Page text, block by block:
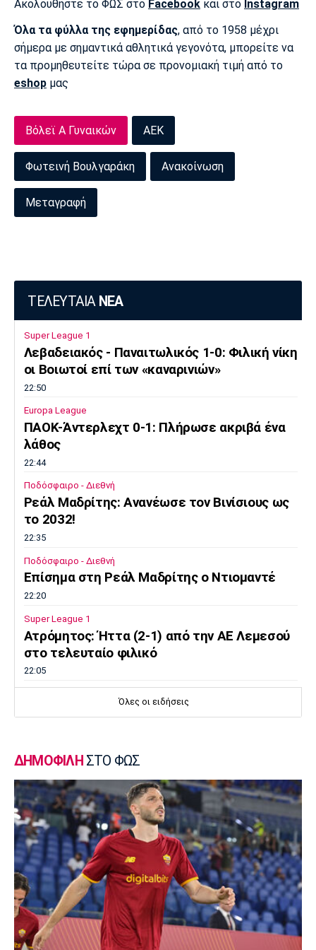
Ακολουθήστε το ΦΩΣ στο Facebook και στο Instagram
Όλα τα φύλλα της εφημερίδας, από το 1958 μέχρι
σήμερα με σημαντικά αθλητικά γεγονότα, μπορείτε να
τα προμηθευτείτε τώρα σε προνομιακή τιμή από το
eshop μας
Βόλεϊ Α Γυναικών ΑΕΚ
Φωτεινή Βουλγαράκη Ανακοίνωση
Μεταγραφή
ΤΕΛΕΥΤΑΙΑ ΝΕΑ
Super League 1
Λεβαδειακός - Παναιτωλικός 1-0: Φιλική νίκη
οι Βοιωτοί επί των «καναρινιών»
22:50
Europa League
ΠΑΟΚ-Άντερλεχτ 0-1: Πλήρωσε ακριβά ένα
λάθος
22:44
Ποδόσφαιρο - Διεθνή
Ρεάλ Μαδρίτης: Ανανέωσε τον Βινίσιους ως
το 2032!
22:35
Ποδόσφαιρο - Διεθνή
Επίσημα στη Ρεάλ Μαδρίτης ο Ντιομαντέ
22:20
Super League 1
Ατρόμητος: Ήττα (2-1) από την ΑΕ Λεμεσού
στο τελευταίο φιλικό
22:05
Κούβελος σε αδελφές Αλεξανδρή: «Μας
Super League 2
Ο Ζορζίνιο στον Πανσερραϊκό
21:35
Ποδόσφαιρο - Εθνικές Ομάδες
Ουρουγουάη: Ο Φορλάν νέος προπονητής της
εθνικής
21:20
Ποδόσφαιρο - Διεθνή
PSV Αϊντχόφεν: Επίσημο του Κόστιτς
21:05
Όλες οι ειδήσεις
ΔΗΜΟΦΙΛΗ ΣΤΟ ΦΩΣ